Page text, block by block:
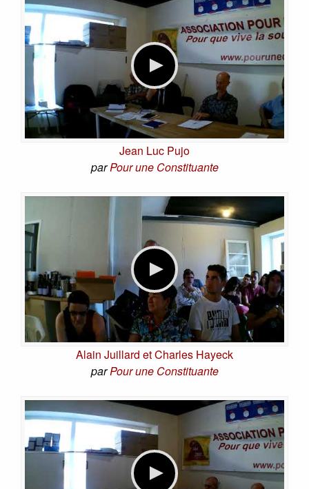
Jean Luc Pujo
parPour une Constituante
Alain Juillard et Charles Hayeck
parPour une Constituante